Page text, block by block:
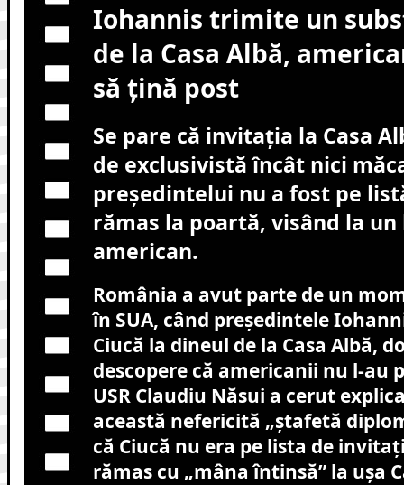
Iohannis trimite un
de la Casa Albă,
să țină post
Se pare că invitația la Casa
de exclusivistă încât nici
președintelui nu a fost pe
rămas la poartă, visând la un
american.
România a avut parte de un
în SUA, când președintele
Ciucă la dineul de la Casa Albă,
descopere că americanii nu l-au
USR Claudiu Năsui a cerut
această nefericită „ștafetă
că Ciucă nu era pe lista de
rămas cu „mâna întinsă” la ușa